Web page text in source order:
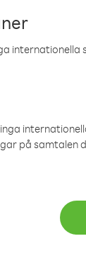
internationella
på samtalen